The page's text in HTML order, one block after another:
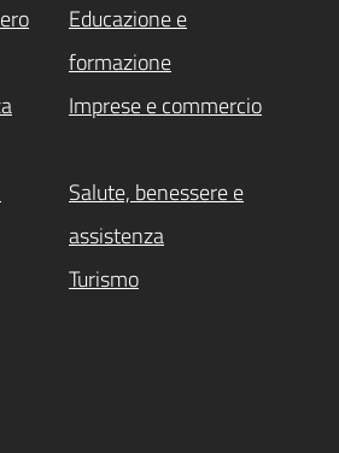
Educazione e
formazione
Imprese e commercio
Salute, benessere e
assistenza
Turismo